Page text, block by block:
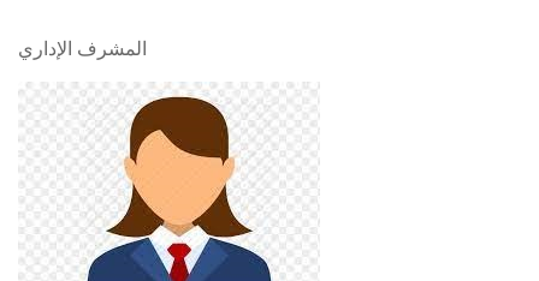
المشرف الإداري